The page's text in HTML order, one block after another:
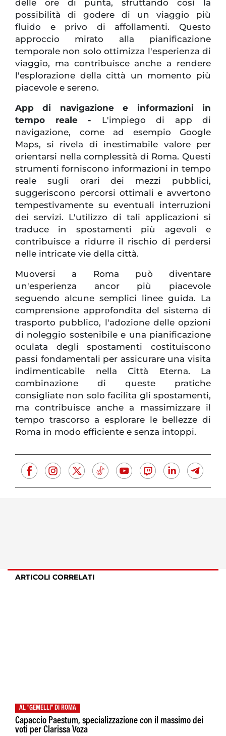
delle ore di punta, sfruttando così la
possibilità di godere di un viaggio più
fluido e privo di affollamenti. Questo
approccio mirato alla pianificazione
temporale non solo ottimizza l'esperienza di
viaggio, ma contribuisce anche a rendere
l'esplorazione della città un momento più
piacevole e sereno.
App di navigazione e informazioni in
tempo reale - L'impiego di app di
navigazione, come ad esempio Google
Maps, si rivela di inestimabile valore per
orientarsi nella complessità di Roma. Questi
strumenti forniscono informazioni in tempo
reale sugli orari dei mezzi pubblici,
suggeriscono percorsi ottimali e avvertono
tempestivamente su eventuali interruzioni
dei servizi. L'utilizzo di tali applicazioni si
traduce in spostamenti più agevoli e
contribuisce a ridurre il rischio di perdersi
nelle intricate vie della città.
Muoversi a Roma può diventare
un'esperienza ancor più piacevole
seguendo alcune semplici linee guida. La
comprensione approfondita del sistema di
trasporto pubblico, l'adozione delle opzioni
di noleggio sostenibile e una pianificazione
oculata degli spostamenti costituiscono
passi fondamentali per assicurare una visita
indimenticabile nella Città Eterna. La
combinazione di queste pratiche
consigliate non solo facilita gli spostamenti,
ma contribuisce anche a massimizzare il
tempo trascorso a esplorare le bellezze di
Roma in modo efficiente e senza intoppi.
ARTICOLI CORRELATI
AL "GEMELLI" DI ROMA
Capaccio Paestum, specializzazione con il massimo dei
voti per Clarissa Voza